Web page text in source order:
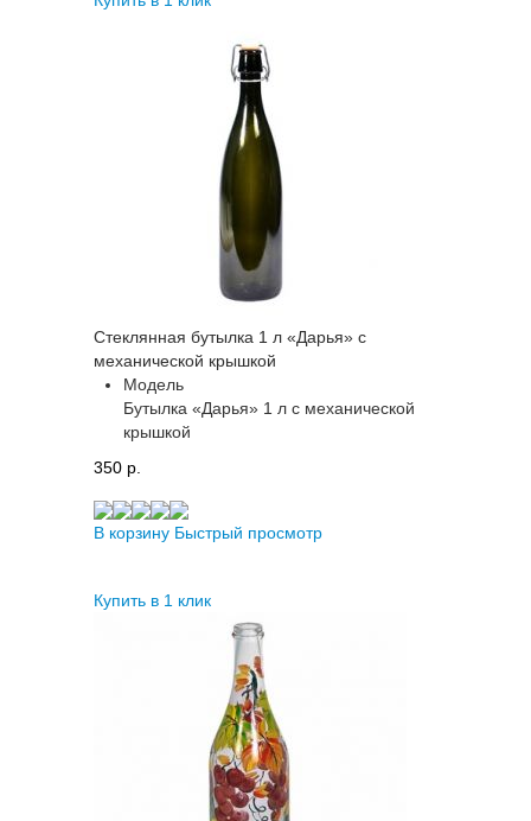
Стеклянная бутылка 1 л «Дарья» с
механической крышкой
Модель
Бутылка «Дарья» 1 л с механической
крышкой
350 p.
В корзину Быстрый просмотр
Купить в 1 клик